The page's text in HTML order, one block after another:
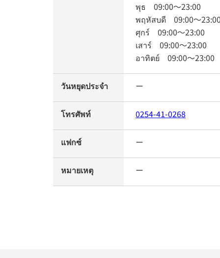
พุธ 09:00～23:00
พฤหัสบดี 09:00～
ศุกร์ 09:00～23:00
เสาร์ 09:00～23:00
อาทิตย์ 09:00～23:00
วันหยุดประจำ ー
โทรศัพท์ 0254-41-0268
แฟกซ์ ー
หมายเหตุ ー